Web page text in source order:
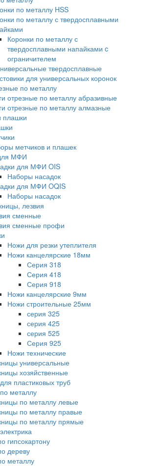
по металлу HSS
по металлу с твердосплавными
Коронки по металлу с
твердосплавными напайками c
ограничителем
твердосплавные
для универсальных коронок
по металлу
отрезные по металлу абразивные
отрезные по металлу алмазные
плашки
метчиков и плашек
МФИ
для МФИ OIS
Наборы насадок
для МФИ OQIS
Наборы насадок
лезвия
сменные
сменные профи
Ножи для резки утеплителя
Ножи канцелярские 18мм
Серия 318
Серия 418
Серия 918
Ножи канцелярские 9мм
Ножи строительные 25мм
серия 325
серия 425
серия 525
Серия 925
Ножи технические
универсальные
хозяйственные
пластиковых труб
металлу
по металлу левые
по металлу правые
по металлу прямые
гипсокартону
дереву
металлу